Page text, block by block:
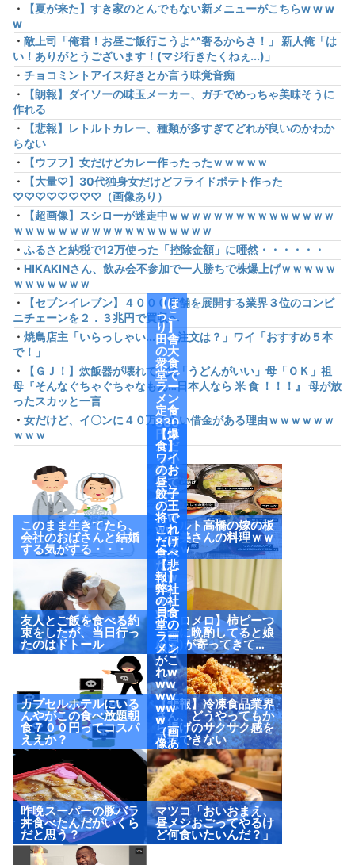
・
【夏が来た】すき家のとんでもない新メニューがこちらw w w
w
・ 敵上司「俺君！お昼ご飯行こうよ^^奢るからさ！」 新人俺「は
い！ありがとうございます！(マジ行きたくねぇ...)」
・ チョコミントアイス好きとか言う味覚音痴
・
【朗報】ダイソーの味玉メーカー、ガチでめっちゃ美味そうに
作れる
・
【悲報】レトルトカレー、種類が多すぎてどれが良いのかわか
らない
・
【ウフフ】女だけどカレー作ったったｗｗｗｗｗ
・
【大量♡】30代独身女だけどフライドポテト作った
♡♡♡♡♡♡♡♡（画像あり）
・
【超画像】スシローが迷走中ｗｗｗｗｗｗｗｗｗｗｗｗｗｗｗ
ｗｗｗｗｗｗｗｗｗｗｗｗｗｗｗｗｗｗ
・ ふるさと納税で12万使った「控除金額」に唖然・・・・・・
・ HIKAKINさん、飲み会不参加で一人勝ちで株爆上げｗｗｗｗｗ
ｗｗｗｗｗｗｗ
・
【セブンイレブン】４０００店舗を展開する業界３位のコンビ
ニチェーンを２．３兆円で買収へ
・ 焼鳥店主「いらっしゃい...で、注文は？」ワイ「おすすめ５本
で！」
・
【ＧＪ！】炊飯器が壊れて…父「うどんがいい」母「ＯＫ」祖
母『そんなぐちゃぐちゃなもん…日本人なら 米 食 ！！！』 母が放
ったスカッと一言
・ 女だけど、イ〇ンに４０万くらい借金がある理由ｗｗｗｗｗｗ
ｗｗｗ
このまま生きてたら、
会社のおばさんと結婚
する気がする・・・
ヤクルト高橋の嫁の板
野友美さんの料理ｗｗ
ｗｗｗ
友人とご飯を食べる約
束をしたが、当日行っ
たのはドトール
【ほ
っこ
り】
田舎
の大
衆食
堂で
ラー
メン
定食
830
円頼
んだ
ら小
鉢付
けて
来や
がっ
たw
ww
（画
像あ
り）
【メロメロ】柿ピーつ
まみに晩酌してると娘
(2歳)が寄ってきて…
カプセルホテルにいる
んやがこの食べ放題朝
食７００円ってコスパ
ええか？
【爆
食】
ワイ
のお
昼、
餃子
の王
将で
これ
だけ
食べ
たっ
たw
ww
ww
ww
w
（画
像あ
り）
【悲報】冷凍食品業界
さん、どうやってもか
ら揚げのサクサク感を
再現できない
昨晩スーパーの豚バラ
丼食べたんだがいくら
だと思う？
【悲
報】
弊社
の社
員食
堂の
ラー
メン
がこ
れw
ww
ww
ww
w
（画
像あ
り）
マツコ「おいおまえ、
昼メシおごってやるけ
ど何食いたいんだ？」